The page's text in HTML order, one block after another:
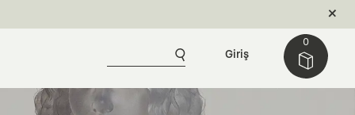
0
Giriş